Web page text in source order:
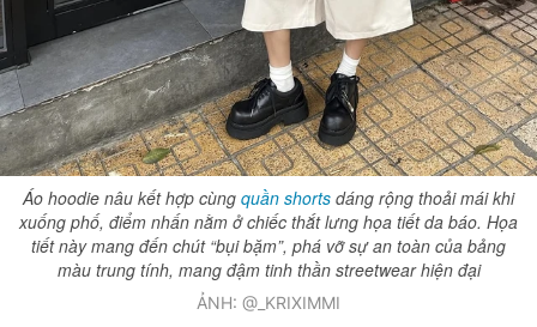
Áo hoodie nâu kết hợp cùng quần shorts dáng rộng thoải mái khi
xuống phố, điểm nhấn nằm ở chiếc thắt lưng họa tiết da báo. Họa
tiết này mang đến chút “bụi bặm”, phá vỡ sự an toàn của bảng
màu trung tính, mang đậm tinh thần streetwear hiện đại
ẢNH: @_KRIXIMMI